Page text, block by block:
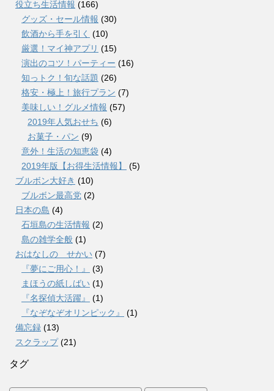
役立ち生活情報 (166)
グッズ・セール情報 (30)
飲酒から手を引く (10)
厳選！マイ神アプリ (15)
演出のコツ！パーティー (16)
知っトク！旬な話題 (26)
格安・極上！旅行プラン (7)
美味しい！グルメ情報 (57)
2019年人気おせち (6)
お菓子・パン (9)
意外！生活の知恵袋 (4)
2019年版【お得生活情報】
(5)
ブルボン大好き (10)
ブルボン最高党 (2)
日本の島 (4)
石垣島の生活情報 (2)
島の雑学全般 (1)
おはなしの せかい (7)
『夢にご用心！』
(3)
まほうの紙しばい (1)
『名探偵大活躍』
(1)
『なぞなぞオリンピック』
(1)
備忘録 (13)
スクラップ(21)
タグ